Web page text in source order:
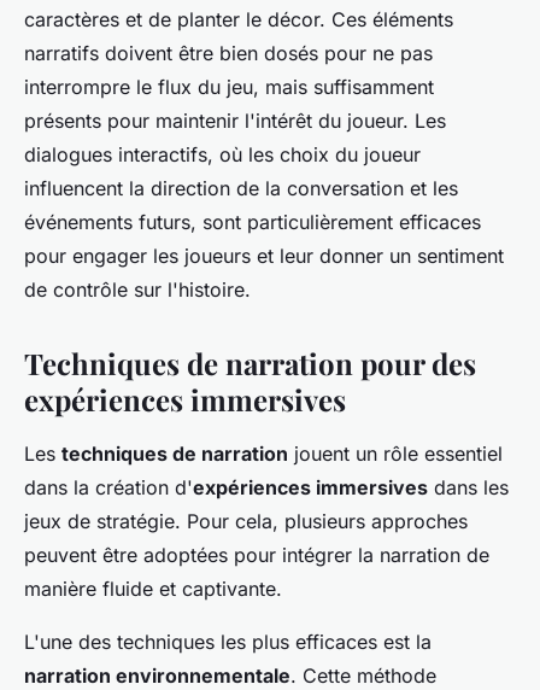
caractères et de planter le décor. Ces éléments
narratifs doivent être bien dosés pour ne pas
interrompre le flux du jeu, mais suffisamment
présents pour maintenir l'intérêt du joueur. Les
dialogues interactifs, où les choix du joueur
influencent la direction de la conversation et les
événements futurs, sont particulièrement efficaces
pour engager les joueurs et leur donner un sentiment
de contrôle sur l'histoire.
Techniques de narration pour des
expériences immersives
Les techniques de narration jouent un rôle essentiel
dans la création d'expériences immersives dans les
jeux de stratégie. Pour cela, plusieurs approches
peuvent être adoptées pour intégrer la narration de
manière fluide et captivante.
L'une des techniques les plus efficaces est la
narration environnementale. Cette méthode